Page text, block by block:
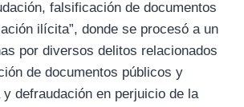
falsificación de documentos
ilícita”, donde se procesó a un
por diversos delitos relacionados
de documentos públicos y
defraudación en perjuicio de la